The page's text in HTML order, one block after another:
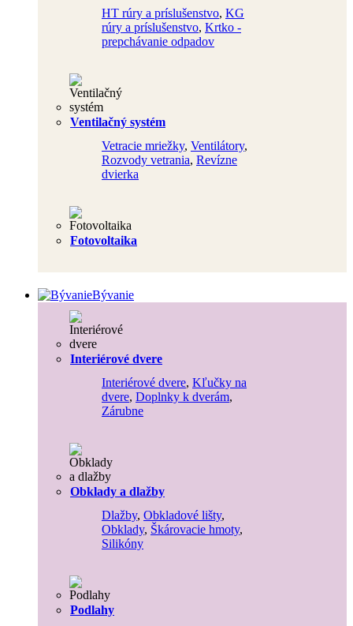
HT rúry a príslušenstvo, KG
rúry a príslušenstvo, Krtko -
prepchávanie odpadov
Ventilačný systém
Vetracie mriežky, Ventilátory,
Rozvody vetrania, Revízne
dvierka
Fotovoltaika
Bývanie
Interiérové dvere
Interiérové dvere, Kľučky na
dvere, Doplnky k dverám,
Zárubne
Obklady a dlažby
Dlažby, Obkladové lišty,
Obklady, Škárovacie hmoty,
Silikóny
Podlahy